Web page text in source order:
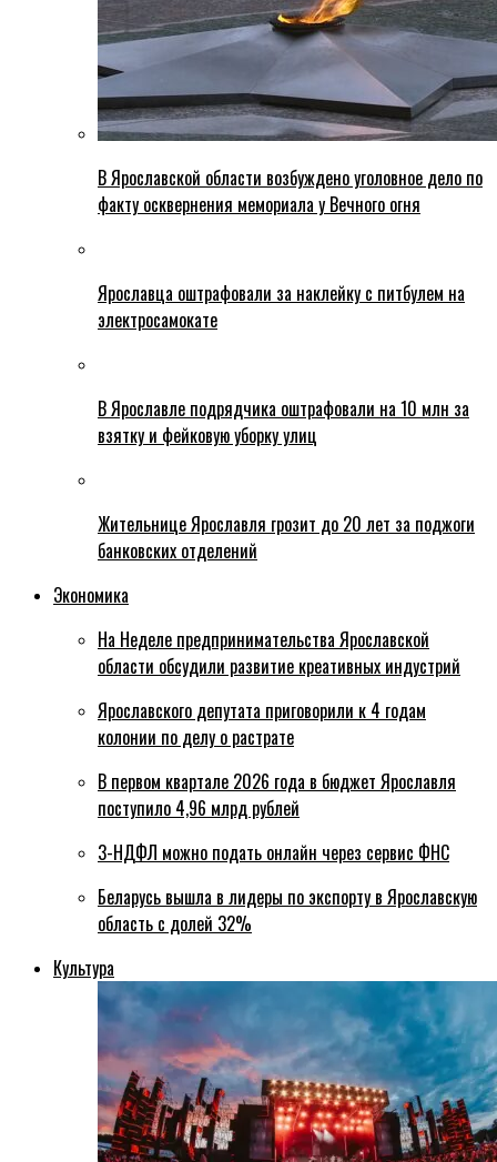
В Ярославской области возбуждено уголовное дело по
факту осквернения мемориала у Вечного огня
Ярославца оштрафовали за наклейку с питбулем на
электросамокате
В Ярославле подрядчика оштрафовали на 10 млн за
взятку и фейковую уборку улиц
Жительнице Ярославля грозит до 20 лет за поджоги
банковских отделений
Экономика
На Неделе предпринимательства Ярославской
области обсудили развитие креативных индустрий
Ярославского депутата приговорили к 4 годам
колонии по делу о растрате
В первом квартале 2026 года в бюджет Ярославля
поступило 4,96 млрд рублей
3-НДФЛ можно подать онлайн через сервис ФНС
Беларусь вышла в лидеры по экспорту в Ярославскую
область с долей 32%
Культура